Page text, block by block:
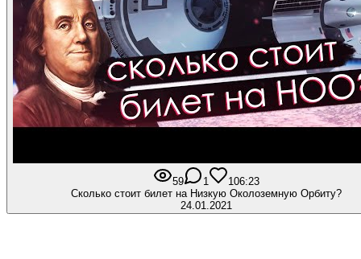
59 1 106:23
Сколько стоит билет на Низкую Околоземную Орбиту?
24.01.2021